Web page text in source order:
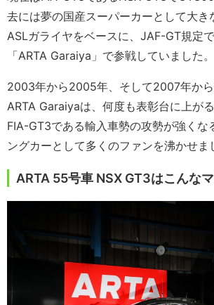
去には夢の国産スーパーカーとして大き
ASLガライヤをベースに、JAF-GT規定
「ARTA Garaiya」で参戦していました。
2003年から2005年、そして2007年か
ARTA Garaiyaは、何度も表彰台に上がる
FIA-GT3である輸入車勢の攻勢が強くな
ングカーとして多くのファンを沸かせま
ARTA 55号車 NSX GT3はこんな